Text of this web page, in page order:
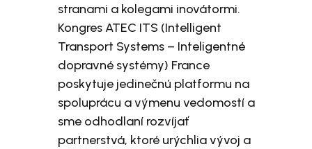
stranami a kolegami inovátormi.
Kongres ATEC ITS (Intelligent
Transport Systems – Inteligentné
dopravné systémy) France
poskytuje jedinečnú platformu na
spoluprácu a výmenu vedomostí a
sme odhodlaní rozvíjať
partnerstvá, ktoré urýchlia vývoj a